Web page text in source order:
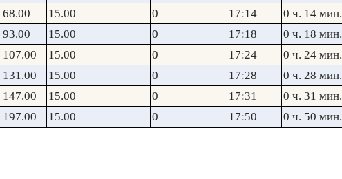
68.00 15.00 0 17:14
0 ч. 14 мин.
93.00 15.00 0 17:18
0 ч. 18 мин.
107.00 15.00 0 17:24
0 ч. 24 мин.
131.00 15.00 0 17:28
0 ч. 28 мин.
147.00 15.00 0 17:31
0 ч. 31 мин.
197.00 15.00 0 17:50 0 ч. 50 мин.